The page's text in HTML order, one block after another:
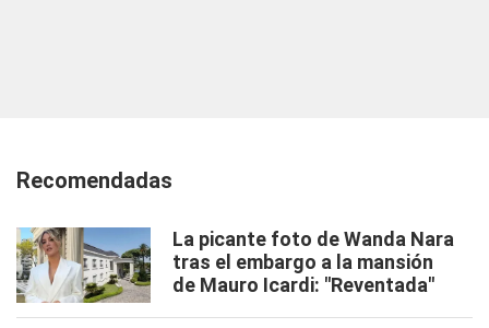
Recomendadas
La picante foto de Wanda Nara
tras el embargo a la mansión
de Mauro Icardi: "Reventada"